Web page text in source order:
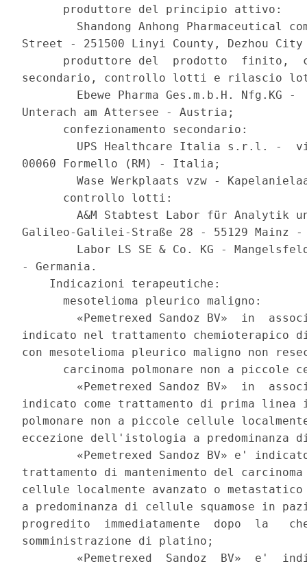
      produttore del principio attivo:
Shandong Anhong Pharmaceutical
Street - 251500 Linyi County, Dezhou
produttore del  prodotto  finito,
secondario, controllo lotti e rilascio
Ebewe Pharma Ges.m.b.H. Nfg.KG -
Unterach am Attersee - Austria;
      confezionamento secondario:
UPS Healthcare Italia s.r.l. -
00060 Formello (RM) - Italia;
Wase Werkplaats vzw -
      controllo lotti:
A&M Stabtest Labor für Analytik
Galileo-Galilei-Straße 28 - 55129 Mainz -
Labor LS SE & Co. KG -
- Germania.
    Indicazioni terapeutiche:
      mesotelioma pleurico maligno:
«Pemetrexed Sandoz BV»  in
indicato nel trattamento
con mesotelioma pleurico maligno non
carcinoma polmonare non a piccole
«Pemetrexed Sandoz BV»  in
indicato come trattamento di prima
polmonare non a piccole cellule
eccezione dell'istologia a predominanza
«Pemetrexed Sandoz BV» e'
trattamento di mantenimento del
cellule localmente avanzato o
a predominanza di cellule squamose in
progredito  immediatamente  dopo  la
somministrazione di platino;
«Pemetrexed  Sandoz  BV»  e'